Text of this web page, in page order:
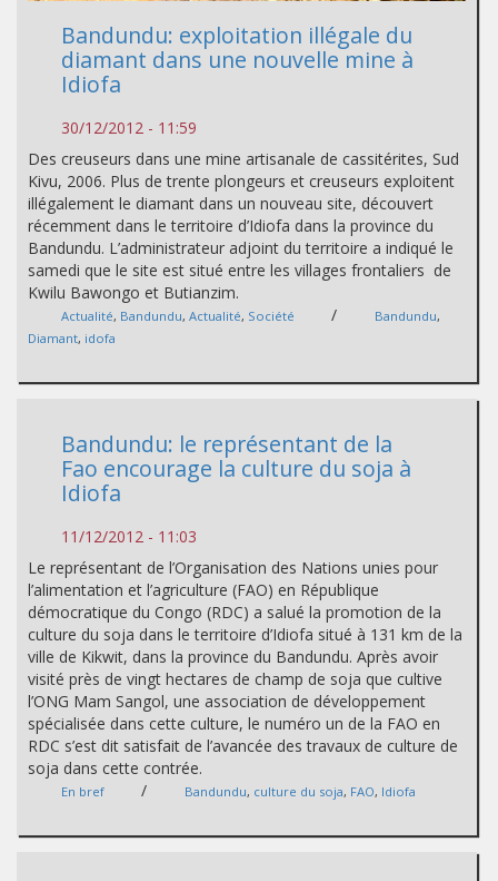
Bandundu: exploitation illégale du
diamant dans une nouvelle mine à
Idiofa
30/12/2012 - 11:59
Des creuseurs dans une mine artisanale de cassitérites, Sud
Kivu, 2006. Plus de trente plongeurs et creuseurs exploitent
illégalement le diamant dans un nouveau site, découvert
récemment dans le territoire d’Idiofa dans la province du
Bandundu. L’administrateur adjoint du territoire a indiqué le
samedi que le site est situé entre les villages frontaliers de
Kwilu Bawongo et Butianzim.
Actualité, Bandundu, Actualité, Société / Bandundu,
Diamant, idofa
Bandundu: le représentant de la
Fao encourage la culture du soja à
Idiofa
11/12/2012 - 11:03
Le représentant de l’Organisation des Nations unies pour
l’alimentation et l’agriculture (FAO) en République
démocratique du Congo (RDC) a salué la promotion de la
culture du soja dans le territoire d’Idiofa situé à 131 km de la
ville de Kikwit, dans la province du Bandundu. Après avoir
visité près de vingt hectares de champ de soja que cultive
l’ONG Mam Sangol, une association de développement
spécialisée dans cette culture, le numéro un de la FAO en
RDC s’est dit satisfait de l’avancée des travaux de culture de
soja dans cette contrée.
En bref / Bandundu, culture du soja, FAO, Idiofa